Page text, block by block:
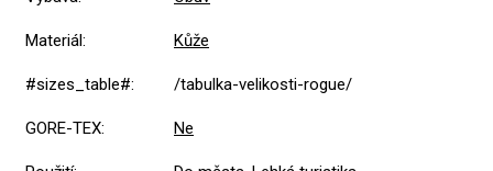
Materiál: Kůže
#sizes_table#: /tabulka-velikosti-rogue/
GORE-TEX: Ne